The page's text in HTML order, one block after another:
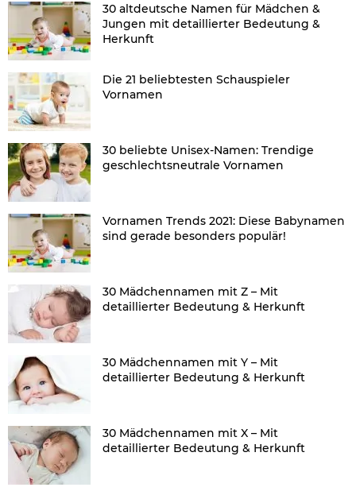
30 altdeutsche Namen für Mädchen &
Jungen mit detaillierter Bedeutung &
Herkunft
Die 21 beliebtesten Schauspieler
Vornamen
30 beliebte Unisex-Namen: Trendige
geschlechtsneutrale Vornamen
Vornamen Trends 2021: Diese Babynamen
sind gerade besonders populär!
30 Mädchennamen mit Z – Mit
detaillierter Bedeutung & Herkunft
30 Mädchennamen mit Y – Mit
detaillierter Bedeutung & Herkunft
30 Mädchennamen mit X – Mit
detaillierter Bedeutung & Herkunft